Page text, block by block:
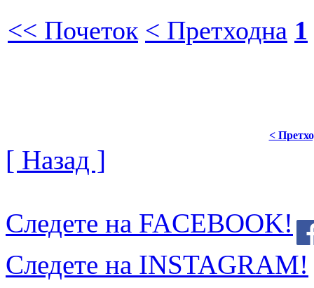
<< Почеток < Претходна 1
<
[ Назад ]
Следете на FACEBOOK!
Следете на INSTAGRAM!